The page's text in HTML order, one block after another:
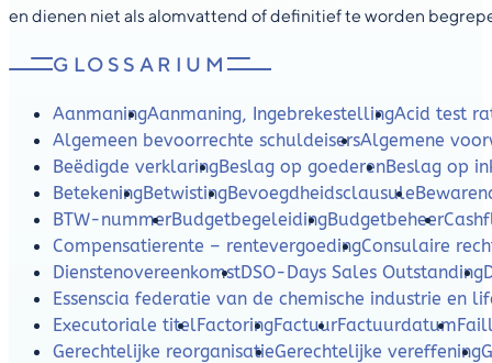
GLOSSARIUM
AanmaningAanmaning, IngebrekestellingAcid test
Algemeen bevoorrechte schuldeisersAlgemene
Beëdigde verklaringBeslag op goederenBeslag op
BetekeningBetwistingBevoegdheidsclausule
BTW-nummerBudgetbegeleidingBudgetbeheer
Compensatierente – rentevergoedingConsulaire
DienstenovereenkomstDSO-Days Sales Outstanding
Essenscia federatie van de chemische industrie en
Executoriale titelFactoringFactuurFactuurdatum
Gerechtelijke reorganisatieGerechtelijke vereffening
en dienen niet als alomvattend of definitief te worden